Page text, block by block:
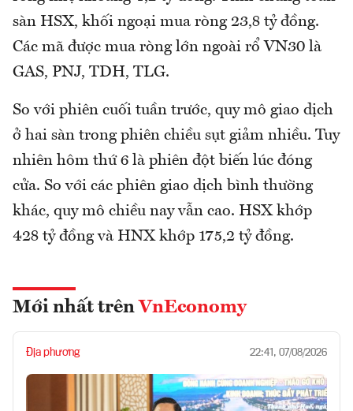
sàn HSX, khối ngoại mua ròng 23,8 tỷ đồng.
Các mã được mua ròng lớn ngoài rổ VN30 là
GAS, PNJ, TDH, TLG.
So với phiên cuối tuần trước, quy mô giao dịch
ở hai sàn trong phiên chiều sụt giảm nhiều. Tuy
nhiên hôm thứ 6 là phiên đột biến lúc đóng
cửa. So với các phiên giao dịch bình thường
khác, quy mô chiều nay vẫn cao. HSX khớp
428 tỷ đồng và HNX khớp 175,2 tỷ đồng.
Mới nhất trên VnEconomy
Địa phương 22:41, 07/08/2026